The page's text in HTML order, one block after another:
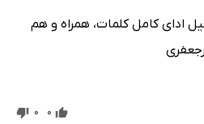
ادای کامل کلمات، همراه و هم
0
0